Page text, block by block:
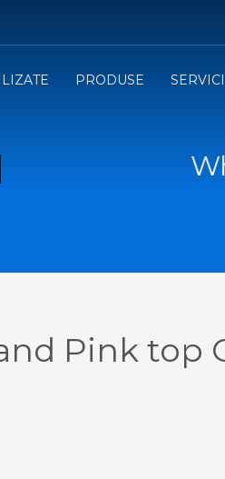
PRODUSE
Pink top